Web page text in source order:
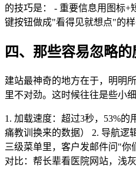
的技巧是： - 重要信息用图标+
键按钮做成"看得见就想点"的
四、那些容易忽略
建站最神奇的地方在于，明明
里不对劲。这时候往往是些小细
1. 加载速度：超过3秒，53%
痛教训换来的数据） 2. 导航逻
三级菜单里，客户发邮件问"你
对比：帮长辈看医院网站，浅